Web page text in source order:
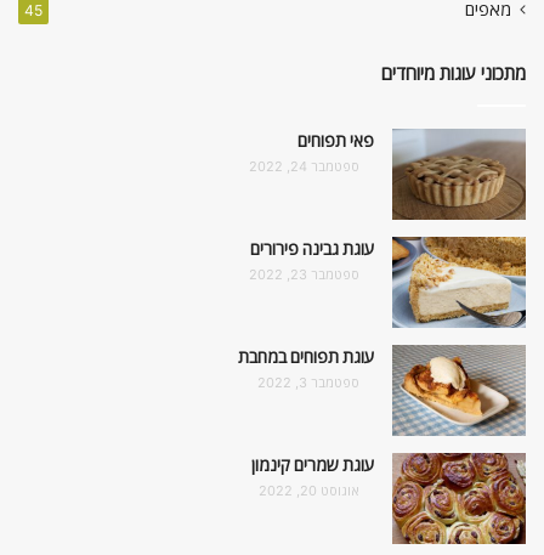
מאפים 45
מתכוני עוגות מיוחדים
פאי תפוחים
ספטמבר 24, 2022
עוגת גבינה פירורים
ספטמבר 23, 2022
עוגת תפוחים במחבת
ספטמבר 3, 2022
עוגת שמרים קינמון
אוגוסט 20, 2022